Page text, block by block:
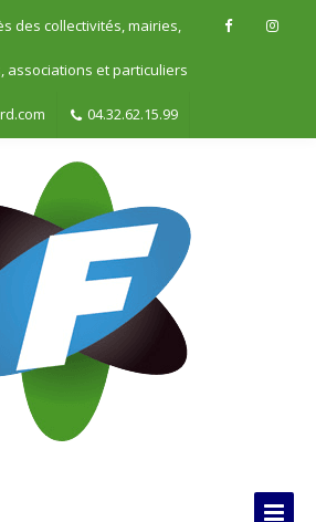
des collectivités, mairies,
associations et particuliers
04.32.62.15.99